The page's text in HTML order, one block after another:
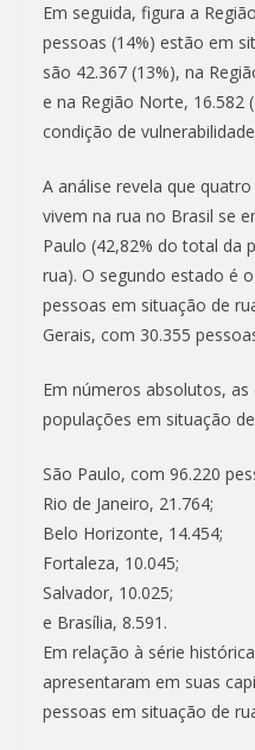
Em seguida, figura a
pessoas (14%) estão em
são 42.367 (13%), na
e na Região Norte, 16.582
condição de
A análise revela que
vivem na rua no Brasil se
Paulo (42,82% do total da
rua). O segundo estado é
pessoas em situação de
Gerais, com 30.355
Em números absolutos,
populações em situação
São Paulo, com 96.220
Rio de Janeiro, 21.764;
Belo Horizonte, 14.454;
Fortaleza, 10.045;
Salvador, 10.025;
e Brasília, 8.591.
Em relação à série
apresentaram em suas
pessoas em situação de